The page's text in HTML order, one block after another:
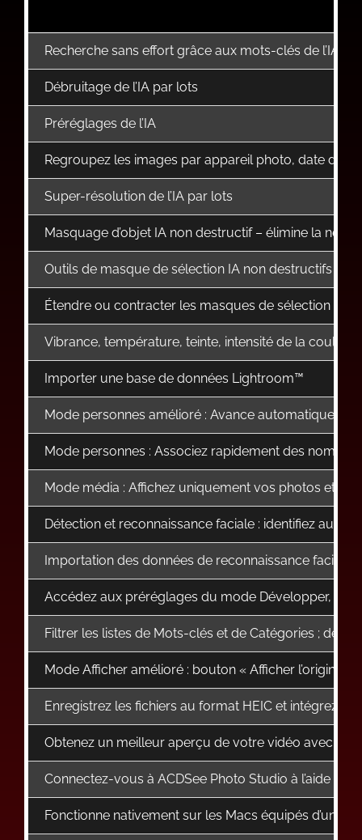
Recherche sans effort grâce aux mots-clés de l’IA
Débruitage de l’IA par lots
Préréglages de l’IA
Regroupez les images par appareil photo, date de
Super-résolution de l’IA par lots
Masquage d’objet IA non destructif – élimine la
Outils de masque de sélection IA non destructifs :
Étendre ou contracter les masques de sélection à
Vibrance, température, teinte, intensité de la
Importer une base de données Lightroom™
Mode personnes amélioré : Avance automatique,
Mode personnes : Associez rapidement des noms à
Mode média : Affichez uniquement vos photos et
Détection et reconnaissance faciale : identifiez
Importation des données de reconnaissance faciale
Accédez aux préréglages du mode Développer,
Filtrer les listes de Mots-clés et de Catégories ;
Mode Afficher amélioré : bouton « Afficher l’original
Enregistrez les fichiers au format HEIC et intégrez
Obtenez un meilleur aperçu de votre vidéo avec les
Connectez-vous à ACDSee Photo Studio à l’aide
Fonctionne nativement sur les Macs équipés d’une